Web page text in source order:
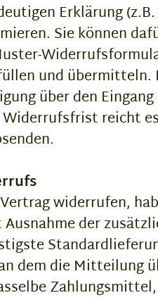
Erklärung
Sie können
und übermitteln.
über den
reicht
widerrufen,
der
dem die Mitteilung